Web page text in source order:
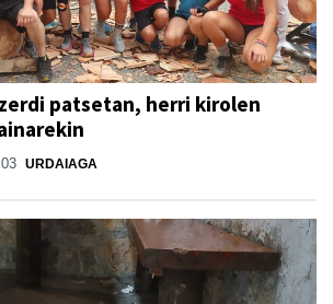
patsetan, herri kirolen
URDAIAGA